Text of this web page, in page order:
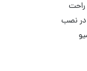
نصب